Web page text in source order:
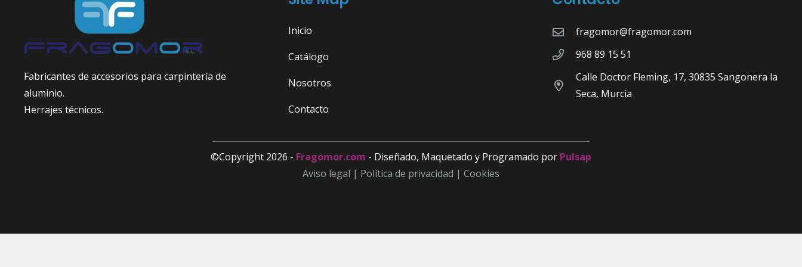
Fabricantes de accesorios para carpintería de
aluminio.
Herrajes técnicos.
Inicio
Catálogo
Nosotros
Contacto
fragomor@fragomor.com
968 89 15 51
Calle Doctor Fleming, 17, 30835 Sangonera la
Seca, Murcia
©Copyright 2026 - Fragomor.com - Diseñado, Maquetado y Programado por Pulsap
Aviso legal | Política de privacidad | Cookies